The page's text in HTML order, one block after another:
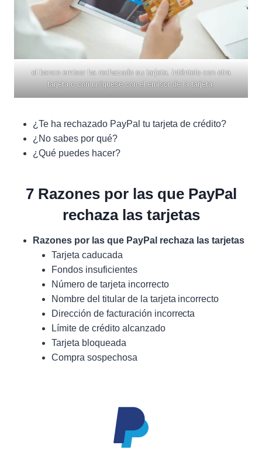
el banco emisor ha rechazado su tarjeta. inténtelo con otra
tarjeta o comuníquese con el emisor de la tarjeta.
¿Te ha rechazado PayPal tu tarjeta de crédito?
¿No sabes por qué?
¿Qué puedes hacer?
7 Razones por las que PayPal
rechaza las tarjetas
Razones por las que PayPal rechaza las tarjetas
Tarjeta caducada
Fondos insuficientes
Número de tarjeta incorrecto
Nombre del titular de la tarjeta incorrecto
Dirección de facturación incorrecta
Límite de crédito alcanzado
Tarjeta bloqueada
Compra sospechosa